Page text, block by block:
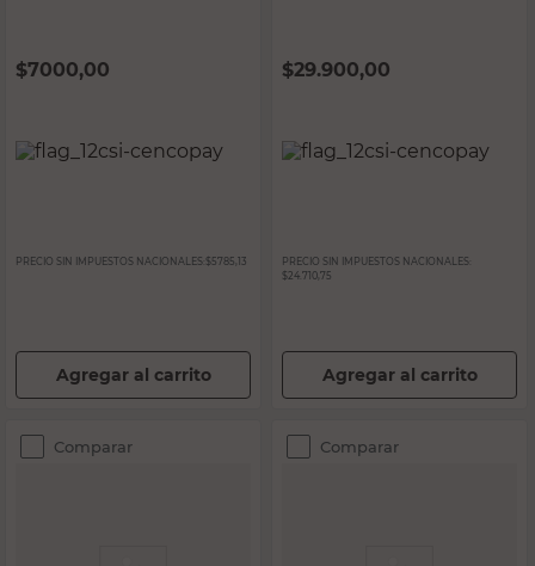
$7000,00
PRECIO SIN IMPUESTOS NACIONALES: $5785,13
Agregar al carrito
$29.900,00
PRECIO SIN IMPUESTOS NACIONALES:
$24.710,75
Agregar al carrito
Comparar Comparar